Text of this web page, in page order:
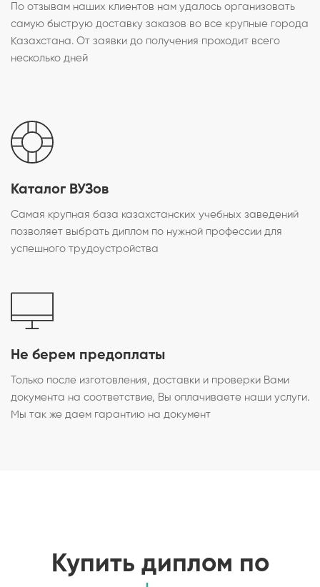
По отзывам наших клиентов нам удалось организовать
самую быструю доставку заказов во все крупные города
Казахстана. От заявки до получения проходит всего
несколько дней
Каталог ВУЗов
Самая крупная база казахстанских учебных заведений
позволяет выбрать диплом по нужной профессии для
успешного трудоустройства
Не берем предоплаты
Только после изготовления, доставки и проверки Вами
документа на соответствие, Вы оплачиваете наши услуги.
Мы так же даем гарантию на документ
Купить диплом по